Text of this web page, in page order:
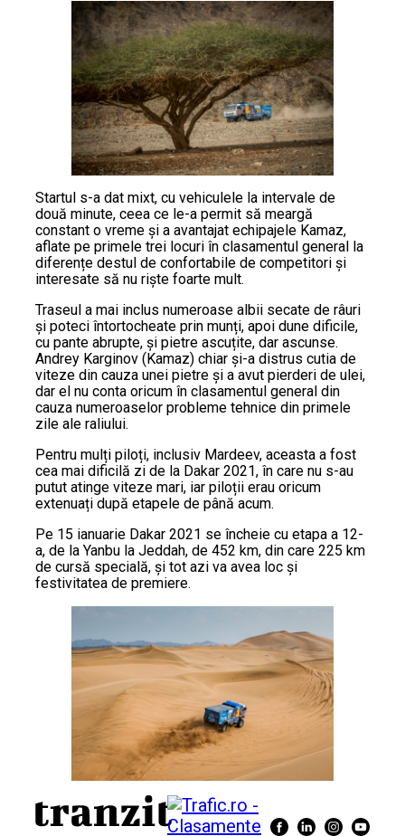
Startul s-a dat mixt, cu vehiculele la intervale de
două minute, ceea ce le-a permit să meargă
constant o vreme și a avantajat echipajele Kamaz,
aflate pe primele trei locuri în clasamentul general la
diferențe destul de confortabile de competitori și
interesate să nu riște foarte mult.
Traseul a mai inclus numeroase albii secate de râuri
și poteci întortocheate prin munți, apoi dune dificile,
cu pante abrupte, și pietre ascuțite, dar ascunse.
Andrey Karginov (Kamaz) chiar și-a distrus cutia de
viteze din cauza unei pietre și a avut pierderi de ulei,
dar el nu conta oricum în clasamentul general din
cauza numeroaselor probleme tehnice din primele
zile ale raliului.
Pentru mulți piloți, inclusiv Mardeev, aceasta a fost
cea mai dificilă zi de la Dakar 2021, în care nu s-au
putut atinge viteze mari, iar piloții erau oricum
extenuați după etapele de până acum.
Pe 15 ianuarie Dakar 2021 se încheie cu etapa a 12-
a, de la Yanbu la Jeddah, de 452 km, din care 225 km
de cursă specială, și tot azi va avea loc și
festivitatea de premiere.